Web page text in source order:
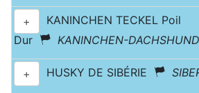
+
KANINCHEN TECKEL Poil
Dur
KANINCHEN-
+ HUSKY DE SIBÉRIE